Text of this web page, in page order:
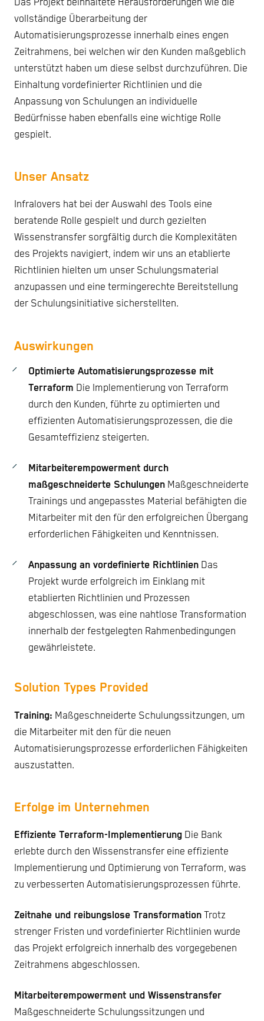
Das Projekt beinhaltete Herausforderungen wie die
vollständige Überarbeitung der
Automatisierungsprozesse innerhalb eines engen
Zeitrahmens, bei welchen wir den Kunden maßgeblich
unterstützt haben um diese selbst durchzuführen. Die
Einhaltung vordefinierter Richtlinien und die
Anpassung von Schulungen an individuelle
Bedürfnisse haben ebenfalls eine wichtige Rolle
gespielt.
Unser Ansatz
Infralovers hat bei der Auswahl des Tools eine
beratende Rolle gespielt und durch gezielten
Wissenstransfer sorgfältig durch die Komplexitäten
des Projekts navigiert, indem wir uns an etablierte
Richtlinien hielten um unser Schulungsmaterial
anzupassen und eine termingerechte Bereitstellung
der Schulungsinitiative sicherstellten.
Auswirkungen
Optimierte Automatisierungsprozesse mit
Terraform Die Implementierung von Terraform
durch den Kunden, führte zu optimierten und
effizienten Automatisierungsprozessen, die die
Gesamteffizienz steigerten.
Mitarbeiterempowerment durch
maßgeschneiderte Schulungen Maßgeschneiderte
Trainings und angepasstes Material befähigten die
Mitarbeiter mit den für den erfolgreichen Übergang
erforderlichen Fähigkeiten und Kenntnissen.
Anpassung an vordefinierte Richtlinien Das
Projekt wurde erfolgreich im Einklang mit
etablierten Richtlinien und Prozessen
abgeschlossen, was eine nahtlose Transformation
innerhalb der festgelegten Rahmenbedingungen
gewährleistete.
Solution Types Provided
Training: Maßgeschneiderte Schulungssitzungen, um
die Mitarbeiter mit den für die neuen
Automatisierungsprozesse erforderlichen Fähigkeiten
auszustatten.
Erfolge im Unternehmen
Effiziente Terraform-Implementierung Die Bank
erlebte durch den Wissenstransfer eine effiziente
Implementierung und Optimierung von Terraform, was
zu verbesserten Automatisierungsprozessen führte.
Zeitnahe und reibungslose Transformation Trotz
strenger Fristen und vordefinierter Richtlinien wurde
das Projekt erfolgreich innerhalb des vorgegebenen
Zeitrahmens abgeschlossen.
Mitarbeiterempowerment und Wissenstransfer
Maßgeschneiderte Schulungssitzungen und